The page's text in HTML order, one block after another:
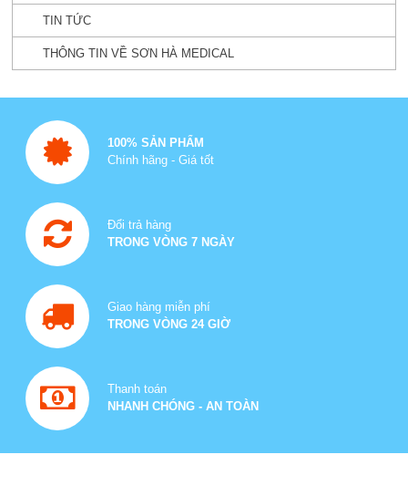
TIN TỨC
THÔNG TIN VỀ SƠN HÀ MEDICAL
100% SẢN PHẨM
Chính hãng - Giá tốt
Đổi trả hàng
TRONG VÒNG 7 NGÀY
Giao hàng miễn phí
TRONG VÒNG 24 GIỜ
Thanh toán
NHANH CHÓNG - AN TOÀN